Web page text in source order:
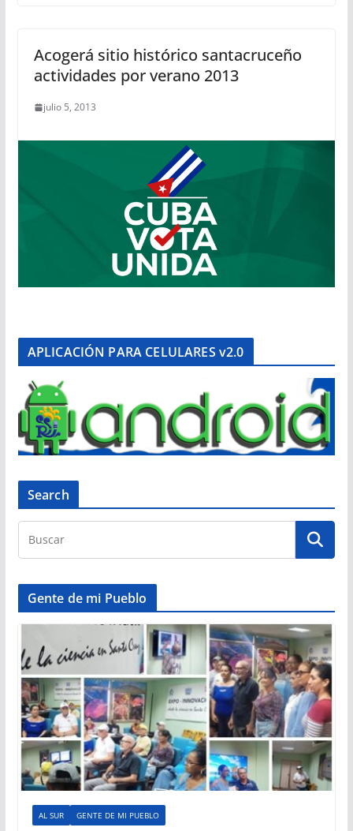
Acogerá sitio histórico santacruceño
actividades por verano 2013
julio 5, 2013
APLICACIÓN PARA CELULARES v2.0
Search
Gente de mi Pueblo
AL SUR GENTE DE MI PUEBLO